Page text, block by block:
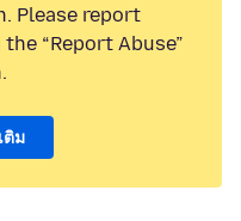
Please report
“Report Abuse”
ติม